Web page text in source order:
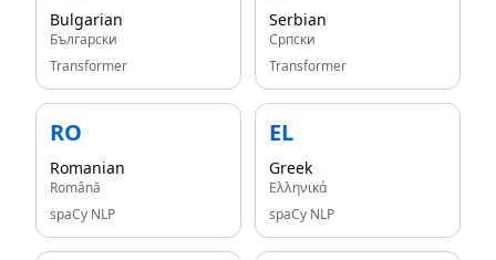
Bulgarian
Български
Transformer
Serbian
Српски
Transformer
RO
Romanian
Română
spaCy NLP
EL
Greek
Ελληνικά
spaCy NLP